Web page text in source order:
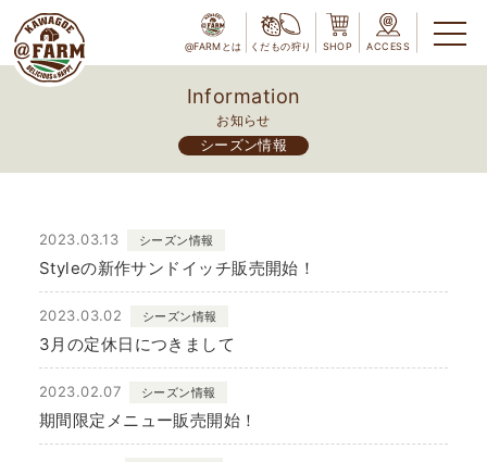
@FARMとは くだもの狩り SHOP ACCESS
Information
お知らせ
シーズン情報
2023.03.13 シーズン情報
Styleの新作サンドイッチ販売開始！
2023.03.02 シーズン情報
3月の定休日につきまして
2023.02.07 シーズン情報
期間限定メニュー販売開始！